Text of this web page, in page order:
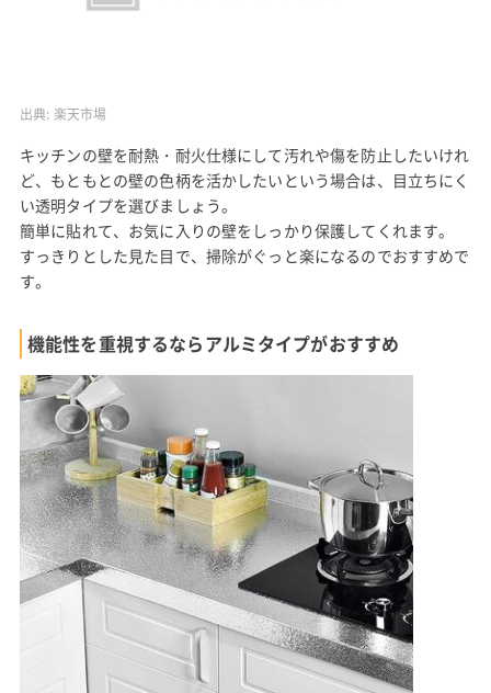
出典: 楽天市場
キッチンの壁を耐熱・耐火仕様にして汚れや傷を防止したいけれ
ど、もともとの壁の色柄を活かしたいという場合は、目立ちにく
い透明タイプを選びましょう。
簡単に貼れて、お気に入りの壁をしっかり保護してくれます。
すっきりとした見た目で、掃除がぐっと楽になるのでおすすめで
す。
機能性を重視するならアルミタイプがおすすめ